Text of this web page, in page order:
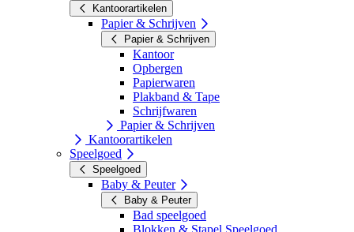
Kantoorartikelen
Papier & Schrijven
Papier & Schrijven
Kantoor
Opbergen
Papierwaren
Plakband & Tape
Schrijfwaren
Papier & Schrijven
Kantoorartikelen
Speelgoed
Speelgoed
Baby & Peuter
Baby & Peuter
Bad speelgoed
Blokken & Stapel Speelgoed